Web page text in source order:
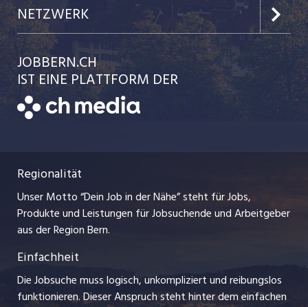
Festanstellungen
Temporäre Jobs
Freelance Jobs
Ferienjobs
Management / Kader-Jobs
Arbeitgeber
Jobline
Kundenlogin
Einzelinserat disponieren
Schnittstelle
Bewerber-Cockpit
Team
Ratgeber
AGB
Datenschutzerklärung
Impressum
Stellenmeldepflicht
NETZWERK
jobbasel.ch
jobmittelland.ch
zentraljob.ch
myjob.ch
jobzüri.ch
ajourjob.ch
JOBBERN.CH
IST EINE PLATTFORM DER
Regionalität
Unser Motto “Dein Job in der Nähe” steht für Jobs,
Produkte und Leistungen für Jobsuchende und Arbeitgeber
aus der Region Bern.
Einfachheit
Die Jobsuche muss logisch, unkompliziert und reibungslos
funktionieren. Dieser Anspruch steht hinter dem einfachen